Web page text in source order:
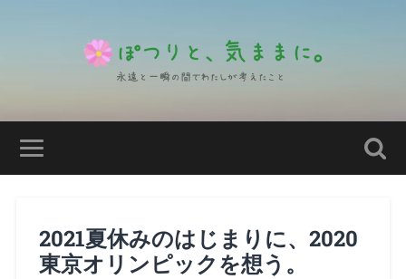
2021夏休みのはじまりに、2020
東京オリンピックを想う。